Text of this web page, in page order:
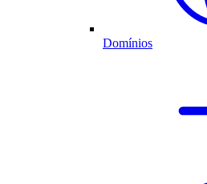
Domínios